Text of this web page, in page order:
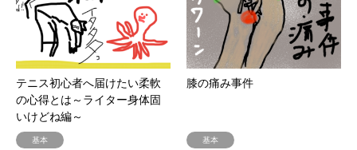
テニス初心者へ届けたい柔軟
の心得とは～ライター身体固
いけどね編～
基本
膝の痛み事件
基本